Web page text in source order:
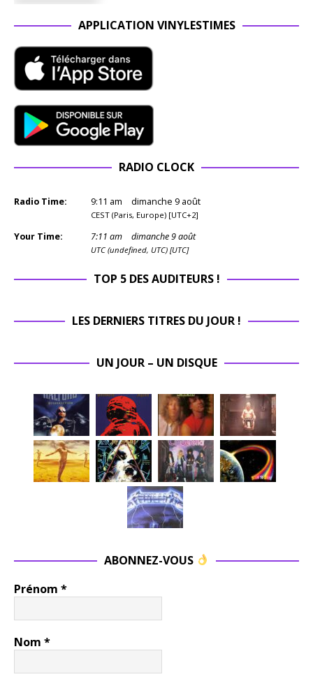
APPLICATION VINYLESTIMES
RADIO CLOCK
Radio Time: 9:11 am dimanche 9 août
CEST (Paris, Europe) [UTC+2]
Your Time: 7:11 am dimanche 9 août
UTC (undefined, UTC) [UTC]
TOP 5 DES AUDITEURS !
LES DERNIERS TITRES DU JOUR !
UN JOUR – UN DISQUE
ABONNEZ-VOUS
Prénom *
Nom *